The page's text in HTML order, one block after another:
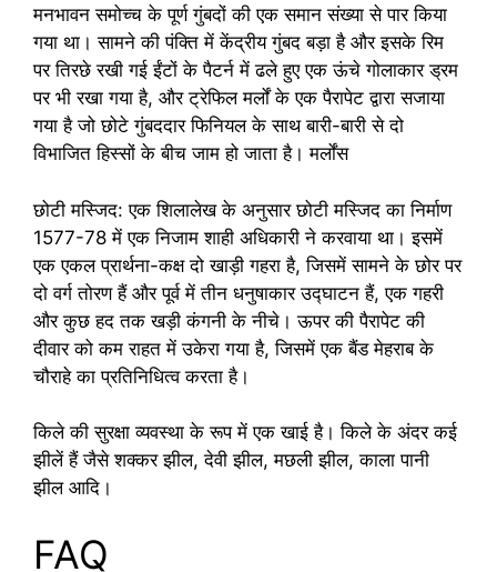
मनभावन समोच्च के पूर्ण गुंबदों की एक समान संख्या से पार किया
गया था। सामने की पंक्ति में केंद्रीय गुंबद बड़ा है और इसके रिम
पर तिरछे रखी गई ईंटों के पैटर्न में ढले हुए एक ऊंचे गोलाकार ड्रम
पर भी रखा गया है, और ट्रेफिल मर्लों के एक पैरापेट द्वारा सजाया
गया है जो छोटे गुंबददार फिनियल के साथ बारी-बारी से दो
विभाजित हिस्सों के बीच जाम हो जाता है। मर्लोंस
छोटी मस्जिद: एक शिलालेख के अनुसार छोटी मस्जिद का निर्माण
1577-78 में एक निजाम शाही अधिकारी ने करवाया था। इसमें
एक एकल प्रार्थना-कक्ष दो खाड़ी गहरा है, जिसमें सामने के छोर पर
दो वर्ग तोरण हैं और पूर्व में तीन धनुषाकार उद्घाटन हैं, एक गहरी
और कुछ हद तक खड़ी कंगनी के नीचे। ऊपर की पैरापेट की
दीवार को कम राहत में उकेरा गया है, जिसमें एक बैंड मेहराब के
चौराहे का प्रतिनिधित्व करता है।
किले की सुरक्षा व्यवस्था के रूप में एक खाई है। किले के अंदर कई
झीलें हैं जैसे शक्कर झील, देवी झील, मछली झील, काला पानी
झील आदि।
FAQ